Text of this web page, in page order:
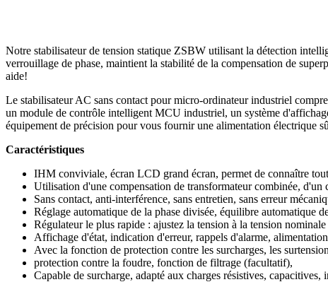
Notre stabilisateur de tension statique ZSBW utilisant la détection
verrouillage de phase, maintient la stabilité de la compensation de
aide!
Le stabilisateur AC sans contact pour micro-ordinateur industriel
un module de contrôle intelligent MCU industriel, un système
équipement de précision pour vous fournir une alimentation électrique
Caractéristiques
IHM conviviale, écran LCD grand écran, permet de connaître
Utilisation d'une compensation de transformateur combinée,
Sans contact, anti-interférence, sans entretien, sans erreur
Réglage automatique de la phase divisée, équilibre automatique
Régulateur le plus rapide : ajustez la tension à la tension
Affichage d'état, indication d'erreur, rappels d'alarme,
Avec la fonction de protection contre les surcharges, les
protection contre la foudre, fonction de filtrage (facultatif),
Capable de surcharge, adapté aux charges résistives, capacitives,